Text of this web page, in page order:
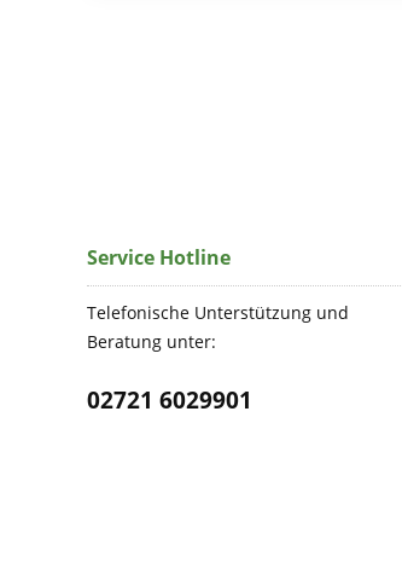
Service Hotline
Telefonische Unterstützung und
Beratung unter:
02721 6029901